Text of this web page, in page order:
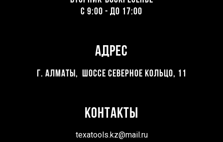
С 9:00 - ДО 17:00
Адрес
Г. Алматы, Шоссе северное кольцо, 11
Контакты
texatools.kz@mail.ru